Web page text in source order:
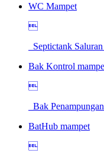
WC Mampet

Septictank
Bak Kontrol

Bak
BatHub mampet
